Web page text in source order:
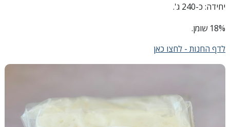
יחידה: כ-240 ג'.
18% שומן.
לדף החנות - לחצו כאן